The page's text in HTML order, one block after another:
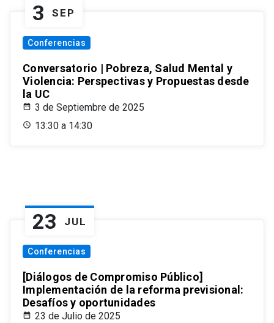
3 SEP
Conferencias
Conversatorio | Pobreza, Salud Mental y
Violencia: Perspectivas y Propuestas desde
la UC
3 de Septiembre de 2025
13:30 a 14:30
23 JUL
Conferencias
[Diálogos de Compromiso Público]
Implementación de la reforma previsional:
Desafíos y oportunidades
23 de Julio de 2025